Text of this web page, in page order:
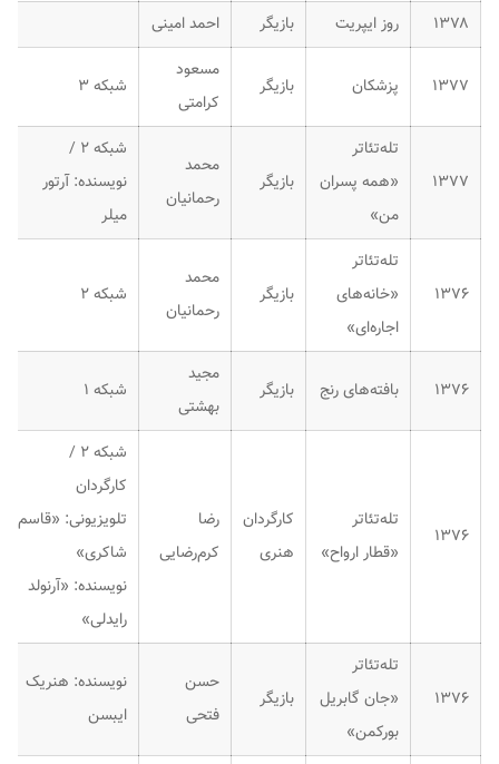
۱۳۷۸
روز ایپریت بازیگر احمد امینی
۱۳۷۷ پزشکان بازیگر
مسعود
کرامتی
شبکه ۳
۱۳۷۷
تله‌تئاتر
«همه پسران
من»
بازیگر
محمد
رحمانیان
شبکه ۲ /
نویسنده: آرتور
میلر
۱۳۷۶
تله‌تئاتر
«خانه‌های
اجاره‌ای»
بازیگر
محمد
رحمانیان
شبکه ۲
۱۳۷۶ بافته‌های رنج بازیگر
مجید
بهشتی
شبکه ۱
۱۳۷۶
تله‌تئاتر
«قطار ارواح»
کارگردان
هنری
رضا
کرم‌رضایی
شبکه ۲ /
کارگردان
تلویزیونی: «قاسم
شاکری»
نویسنده: «آرنولد
رایدلی»
۱۳۷۶
تله‌تئاتر
«جان گابریل
بورکمن»
بازیگر
حسن
فتحی
نویسنده: هنریک
ایبسن